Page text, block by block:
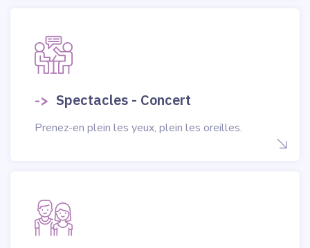
-> Spectacles - Concert
Prenez-en plein les yeux, plein les oreilles.